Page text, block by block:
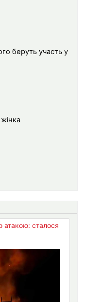
беруть участь у
атакою: сталося